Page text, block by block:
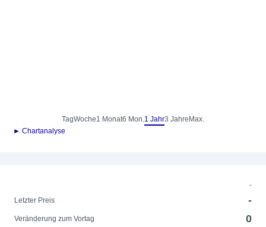
TagWoche1 Monat6 Mon.1 Jahr3 Jahre Max.
► Chartanalyse
-
Letzter Preis
-
Veränderung zum Vortag 0